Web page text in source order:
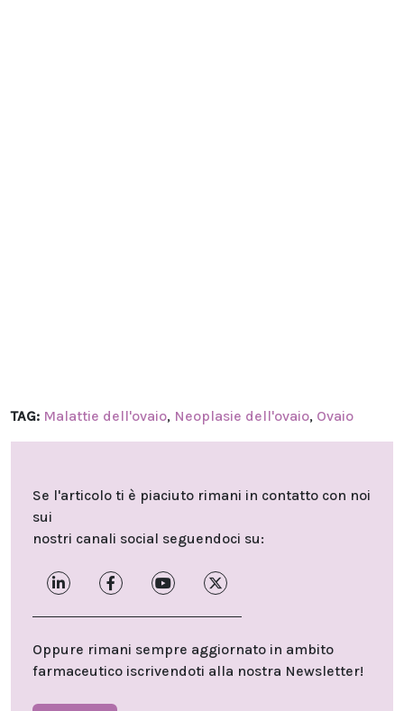
TAG: Malattie dell'ovaio, Neoplasie dell'ovaio, Ovaio
Se l'articolo ti è piaciuto rimani in contatto con noi
sui
nostri canali social seguendoci su:
Oppure rimani sempre aggiornato in ambito
farmaceutico iscrivendoti alla nostra Newsletter!